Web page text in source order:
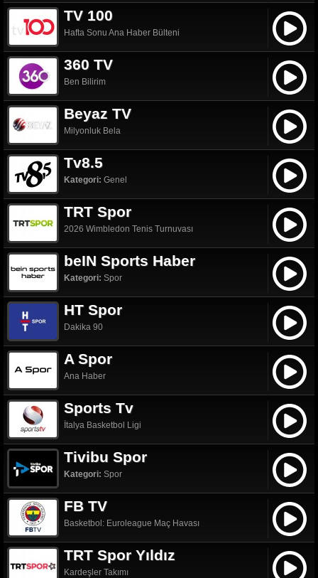
TV 100
Hafta Sonu Ana Haber Bülteni
360 TV
Ben Bilirim
Beyaz TV
Milyonluk Bela
Tv8.5
Kategori: Genel
TRT Spor
2026 Wimbledon Tenis Turnuvası
beIN Sports Haber
Kategori: Spor
HT Spor
Dakika 90
A Spor
Ana Haber
Sports Tv
İtalya Basketbol Ligi
Tivibu Spor
Kategori: Spor
FB TV
Basketbol: Euroleague Maç Havası
TRT Spor Yıldız
Kardeşler Takımı